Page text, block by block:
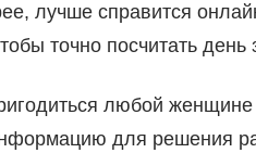
лучше справится
точно посчитать день
любой
для решения